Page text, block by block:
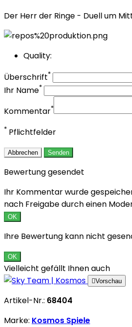
Der Herr der Ringe - Duell um
Quality:
Überschrift*
Ihr Name*
Kommentar*
* Pflichtfelder
Abbrechen Senden
Bewertung gesendet
Ihr Kommentar wurde
nach Freigabe durch einen
OK
Ihre Bewertung kann nicht
OK
Vielleicht gefällt Ihnen auch
Vorschau
Artikel-Nr.: 68404
Marke: Kosmos Spiele